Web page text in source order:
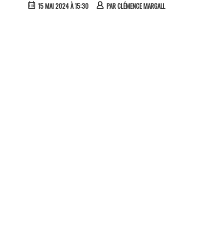
15 MAI 2024 À 15:30 PARCLÉMENCE MARGALL